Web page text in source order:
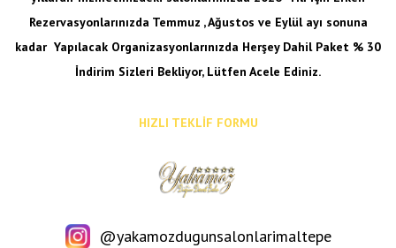
Rezervasyonlarınızda Temmuz , Ağustos ve Eylül ayı sonuna
kadar Yapılacak Organizasyonlarınızda Herşey Dahil Paket % 30
İndirim Sizleri Bekliyor, Lütfen Acele Ediniz.
HIZLI TEKLİF FORMU
@yakamozdugunsalonlarimaltepe